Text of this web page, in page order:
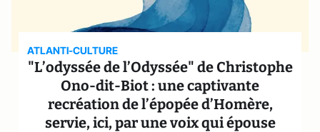
ATLANTI-CULTURE
"L’odyssée de l’Odyssée" de Christophe
Ono-dit-Biot : une captivante
recréation de l’épopée d’Homère,
servie, ici, par une voix qui épouse